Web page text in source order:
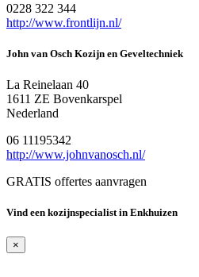
0228 322 344
http://www.frontlijn.nl/
John van Osch Kozijn en Geveltechniek
La Reinelaan 40
1611 ZE Bovenkarspel
Nederland
06 11195342
http://www.johnvanosch.nl/
GRATIS offertes aanvragen
Vind een kozijnspecialist in Enkhuizen
×